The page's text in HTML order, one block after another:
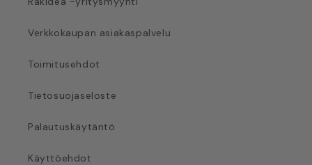
Verkkokaupan asiakaspalvelu
Toimitusehdot
Tietosuojaseloste
Palautuskäytäntö
Käyttöehdot